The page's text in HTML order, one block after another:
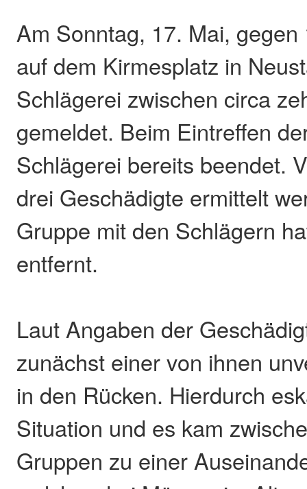
Am Sonntag, 17. Mai,
auf dem Kirmesplatz in
Schlägerei zwischen circa
gemeldet. Beim Eintreffen
Schlägerei bereits beendet.
drei Geschädigte ermittelt
Gruppe mit den Schlägern
entfernt.
Laut Angaben der
zunächst einer von ihnen
in den Rücken. Hierdurch
Situation und es kam
Gruppen zu einer